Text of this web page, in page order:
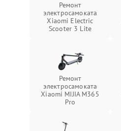
Ремонт
электросамоката
Xiaomi Electric
Scooter 3 Lite
Ремонт
электросамоката
Xiaomi MIJIA M365
Pro